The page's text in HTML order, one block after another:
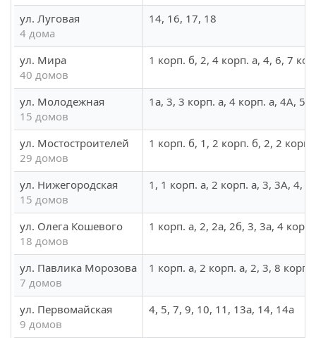
ул. Луговая
4 дома
14, 16, 17, 18
ул. Мира
40 домов
1 корп. б, 2, 4 корп. а, 4, 6, 7
ул. Молодежная
15 домов
1а, 3, 3 корп. а, 4 корп. а, 4А, 5
ул. Мостостроителей
29 домов
1 корп. б, 1, 2 корп. б, 2, 2
ул. Нижегородская
15 домов
1, 1 корп. а, 2 корп. а, 3, 3А, 4,
ул. Олега Кошевого
18 домов
1 корп. а, 2, 2а, 2б, 3, 3а, 4
ул. Павлика Морозова
7 домов
1 корп. а, 2 корп. а, 2, 3, 8 корп.
ул. Первомайская
9 домов
4, 5, 7, 9, 10, 11, 13а, 14, 14а